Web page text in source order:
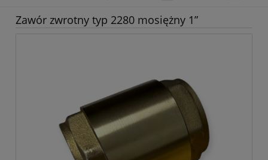
Zawór zwrotny typ 2280 mosiężny 1”